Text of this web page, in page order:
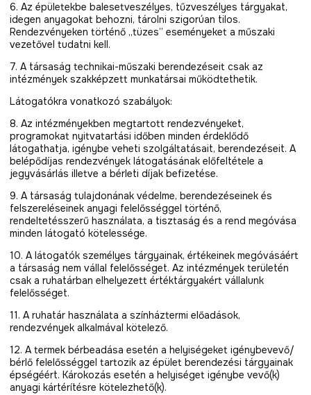
6. Az épületekbe balesetveszélyes, tűzveszélyes tárgyakat,
idegen anyagokat behozni, tárolni szigorúan tilos.
Rendezvényeken történő „tüzes” eseményeket a műszaki
vezetővel tudatni kell.
7. A társaság technikai-műszaki berendezéseit csak az
intézmények szakképzett munkatársai működtethetik.
Látogatókra vonatkozó szabályok:
8. Az intézményekben megtartott rendezvényeket,
programokat nyitvatartási időben minden érdeklődő
látogathatja, igénybe veheti szolgáltatásait, berendezéseit. A
belépődíjas rendezvények látogatásának előfeltétele a
jegyvásárlás illetve a bérleti díjak befizetése.
9. A társaság tulajdonának védelme, berendezéseinek és
felszereléseinek anyagi felelősséggel történő,
rendeltetésszerű használata, a tisztaság és a rend megóvása
minden látogató kötelessége.
10. A látogatók személyes tárgyainak, értékeinek megóvásáért
a társaság nem vállal felelősséget. Az intézmények területén
csak a ruhatárban elhelyezett értéktárgyakért vállalunk
felelősséget.
11. A ruhatár használata a színháztermi előadások,
rendezvények alkalmával kötelező.
12. A termek bérbeadása esetén a helyiségeket igénybevevő/
bérlő felelősséggel tartozik az épület berendezési tárgyainak
épségéért. Károkozás esetén a helyiséget igénybe vevő(k)
anyagi kártérítésre kötelezhető(k).